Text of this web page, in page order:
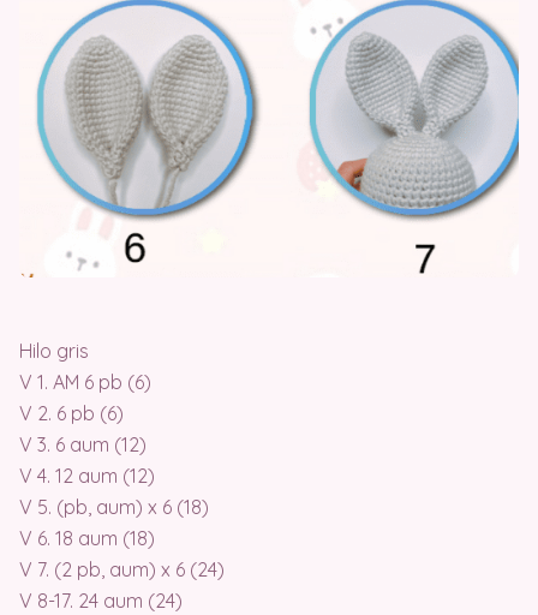
Hilo gris
V 1. AM 6 pb (6)
V 2. 6 pb (6)
V 3. 6 aum (12)
V 4. 12 aum (12)
V 5. (pb, aum) x 6 (18)
V 6. 18 aum (18)
V 7. (2 pb, aum) x 6 (24)
V 8-17. 24 aum (24)